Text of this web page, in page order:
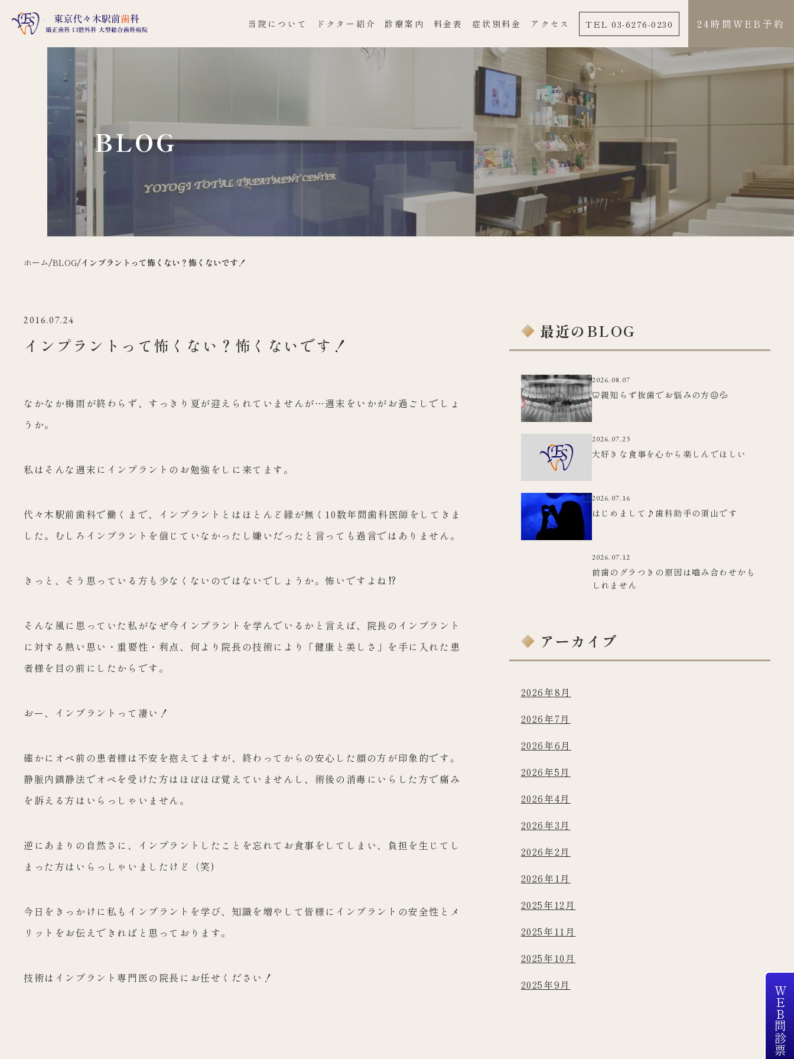
当院について ドクター紹介 診療案内 料金表 症状別料金 アクセス TEL 03-6276-0230 24時間WEB予約
WEB問診票
BLOG
ホーム/BLOG/インプラントって怖くない？怖くないです！
2016.07.24
インプラントって怖くない？怖くないです！
なかなか梅雨が終わらず、すっきり夏が迎えられていませんが…週末をいかがお過ごしでしょ
うか。
私はそんな週末にインプラントのお勉強をしに来てます。
代々木駅前歯科で働くまで、インプラントとはほとんど縁が無く10数年間歯科医師をしてきま
した。むしろインプラントを信じていなかったし嫌いだったと言っても過言ではありません。
きっと、そう思っている方も少なくないのではないでしょうか。怖いですよね⁉︎
そんな風に思っていた私がなぜ今インプラントを学んでいるかと言えば、院長のインプラント
に対する熱い思い・重要性・利点、何より院長の技術により「健康と美しさ」を手に入れた患
者様を目の前にしたからです。
おー、インプラントって凄い！
確かにオペ前の患者様は不安を抱えてますが、終わってからの安心した顔の方が印象的です。
静脈内鎮静法でオペを受けた方はほぼほぼ覚えていませんし、術後の消毒にいらした方で痛み
を訴える方はいらっしゃいません。
逆にあまりの自然さに、インプラントしたことを忘れてお食事をしてしまい、負担を生じてし
まった方はいらっしゃいましたけど（笑)
今日をきっかけに私もインプラントを学び、知識を増やして皆様にインプラントの安全性とメ
リットをお伝えできればと思っております。
技術はインプラント専門医の院長にお任せください！
最近のBLOG
2026.08.07
🦷親知らず抜歯でお悩みの方😖💦
2026.07.23
大好きな食事を心から楽しんでほしい
2026.07.16
はじめまして♪歯科助手の須山です
2026.07.12
前歯のグラつきの原因は嚙み合わせかも
しれません
アーカイブ
2026年8月
2026年7月
2026年6月
2026年5月
2026年4月
2026年3月
2026年2月
2026年1月
2025年12月
2025年11月
2025年10月
2025年9月